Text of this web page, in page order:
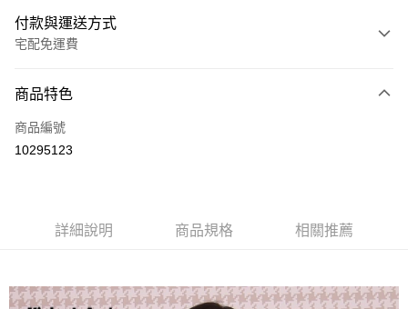
付款與運送方式
宅配免運費
信用卡一次付款
LINE Pay
商品特色
商品編號
10295123
詳細說明 商品規格 相關推薦